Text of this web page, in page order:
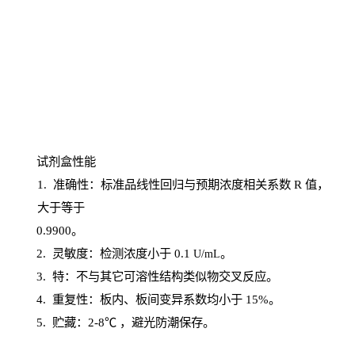
试剂盒性能
1 . 准确性：标准品线性回归与预期浓度相关系数 R 值，
大于等于
0.9900。
2. 灵敏度：检测浓度小于0.1 U/mL。
3. 特：不与其它可溶性结构类似物交叉反应。
4. 重复性：板内、板间变异系数均小于15%。
5. 贮藏：2-8℃ ，避光防潮保存。